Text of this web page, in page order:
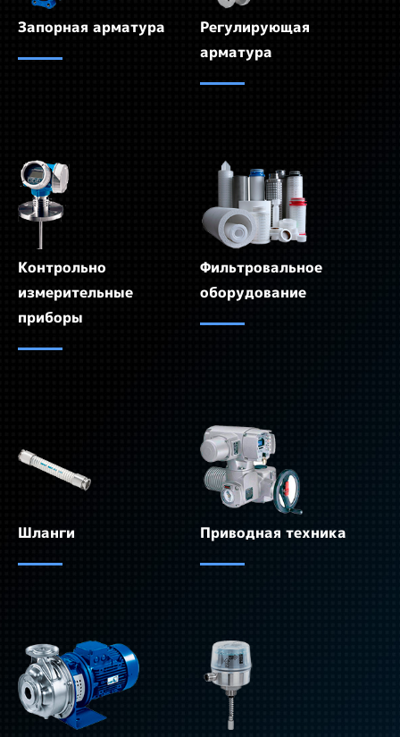
Запорная арматура
Регулирующая
арматура
Контрольно
измерительные
приборы
Фильтровальное
оборудование
Шланги Приводная техника